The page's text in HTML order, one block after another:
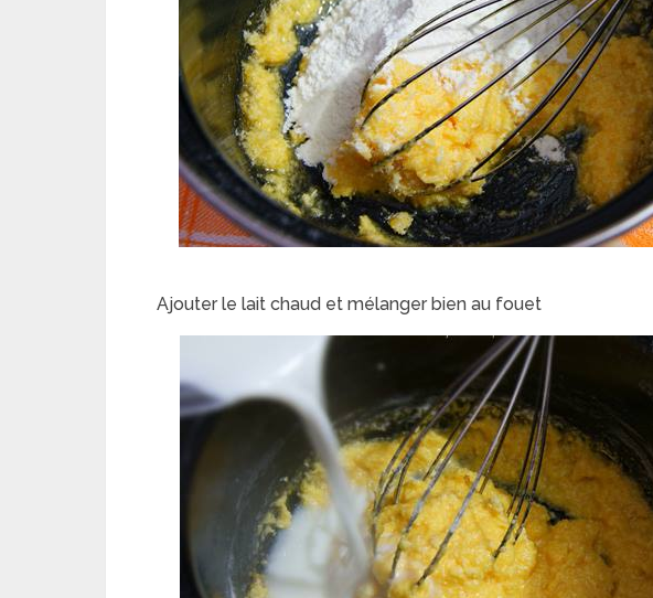
Ajouter le lait chaud et mélanger bien au fouet